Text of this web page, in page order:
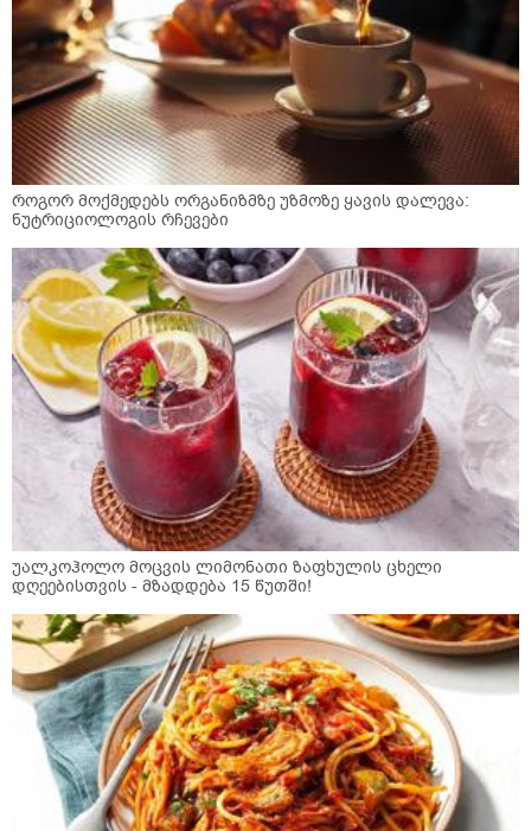
როგორ მოქმედებს ორგანიზმზე უზმოზე ყავის დალევა:
ნუტრიციოლოგის რჩევები
უალკოჰოლო მოცვის ლიმონათი ზაფხულის ცხელი
დღეებისთვის - მზადდება 15 წუთში!